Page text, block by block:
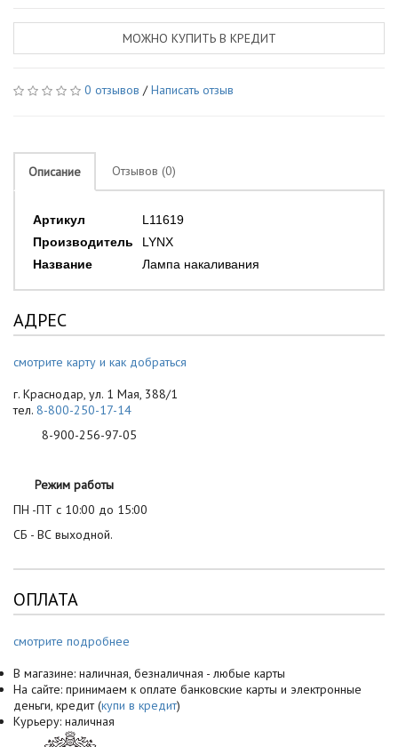
МОЖНО КУПИТЬ В КРЕДИТ
0 отзывов /Написать отзыв
Описание Отзывов (0)
Артикул
L11619
Производитель
LYNX
Название
Лампа накаливания
АДРЕС
смотрите карту и как добраться
г. Краснодар, ул. 1 Мая, 388/1
тел. 8-800-250-17-14
8-900-256-97-05
Режим работы
ПН -ПТ с 10:00 до 15:00
СБ - ВС выходной.
ОПЛАТА
смотрите подробнее
В магазине: наличная, безналичная - любые карты
На сайте: принимаем к оплате банковские карты и электронные
деньги, кредит (купи в кредит)
Курьеру: наличная